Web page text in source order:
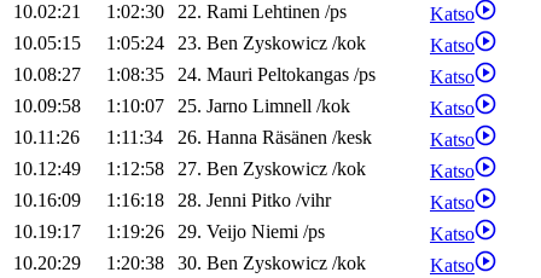
10.02:21
1:02:30 22. Rami Lehtinen /ps
Katso
10.05:15
1:05:24 23. Ben Zyskowicz /kok
Katso
10.08:27
1:08:35 24. Mauri Peltokangas /ps
Katso
10.09:58
1:10:07 25. Jarno Limnell /kok
Katso
10.11:26
1:11:34 26. Hanna Räsänen /kesk
Katso
10.12:49
1:12:58 27. Ben Zyskowicz /kok
Katso
10.16:09
1:16:18 28. Jenni Pitko /vihr
Katso
10.19:17
1:19:26 29. Veijo Niemi /ps
Katso
10.20:29
1:20:38 30. Ben Zyskowicz /kok
Katso